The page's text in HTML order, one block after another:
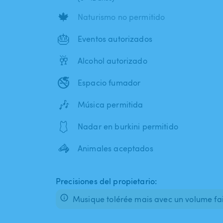
🍁 Naturismo no permitido
🎂 Eventos autorizados
🥂 Alcohol autorizado
🚭 Espacio fumador
🎶 Música permitida
🩱 Nadar en burkini permitido
🦓 Animales aceptados
Precisiones del propietario:
Musique tolérée mais avec un volume